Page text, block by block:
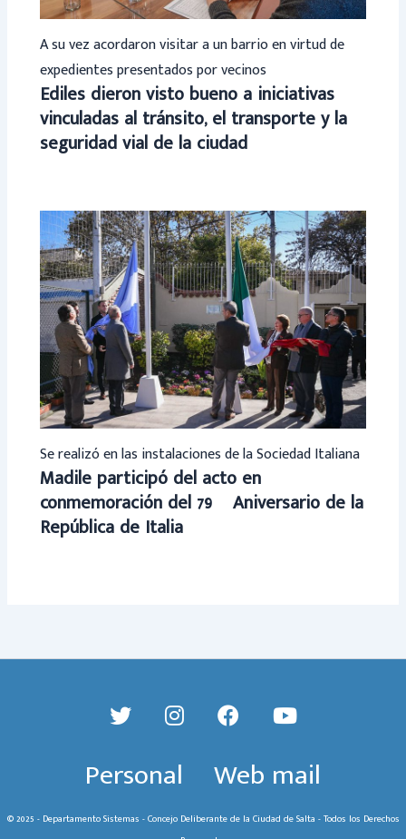
A su vez acordaron visitar a un barrio en virtud de
expedientes presentados por vecinos
Ediles dieron visto bueno a iniciativas
vinculadas al tránsito, el transporte y la
seguridad vial de la ciudad
Se realizó en las instalaciones de la Sociedad Italiana
Madile participó del acto en
conmemoración del 79º Aniversario de la
República de Italia
Personal Web mail
© 2025 - Departamento Sistemas - Concejo Deliberante de la Ciudad de Salta - Todos los Derechos